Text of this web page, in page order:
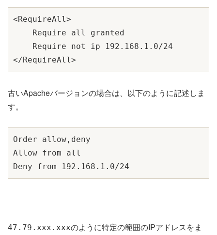
<RequireAll>
    Require all granted
    Require not ip 192.168.1.0/24
古いApacheバージョンの場合は、以下のように記述しま
す。
Order allow,deny
Allow from all
47.79.xxx.xxxのように特定の範囲のIPアドレスをま